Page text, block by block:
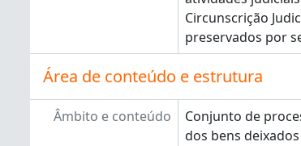
Circunscrição
preservados por
Área de conteúdo e estrutura
Âmbito e conteúdo
Conjunto de
dos bens